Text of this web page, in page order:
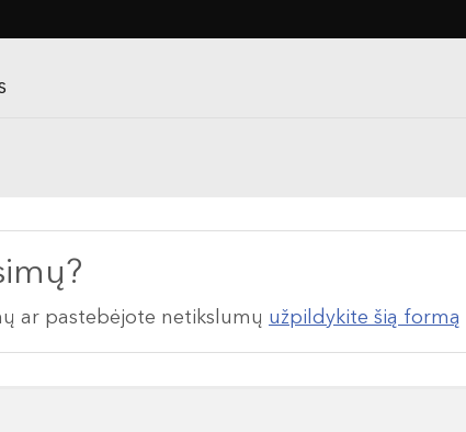
ar pastebėjote netikslumų užpildykite šią formą